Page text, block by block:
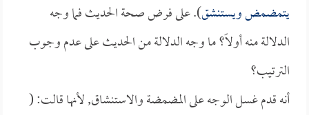
يتمضمض ويستنشق). على فرض صحة الحديث فما وجه
الدلالة منه أولاً؟ ما وجه الدلالة من الحديث على عدم وجوب
الترتيب؟
أنه قدم غسل الوجه على المضمضة والاستنشاق, لأنها قالت: (